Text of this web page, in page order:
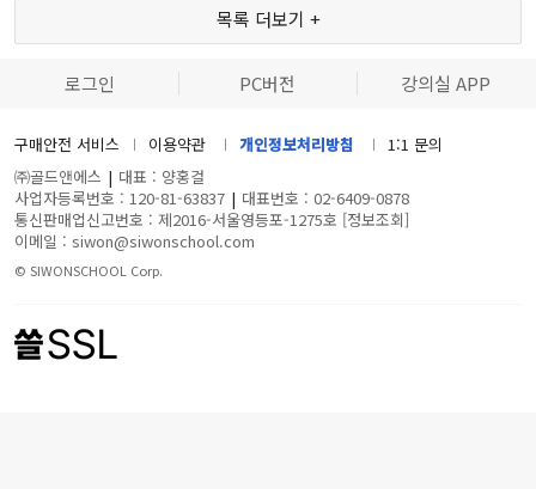
목록 더보기 +
로그인 PC버전 강의실 APP
구매안전 서비스 이용약관 개인정보처리방침
1:1 문의
㈜골드앤에스 | 대표 : 양홍걸
사업자등록번호 : 120-81-63837 | 대표번호 : 02-6409-0878
통신판매업신고번호 : 제2016-서울영등포-1275호 [정보조회]
이메일 : siwon@siwonschool.com
© SIWONSCHOOL Corp.